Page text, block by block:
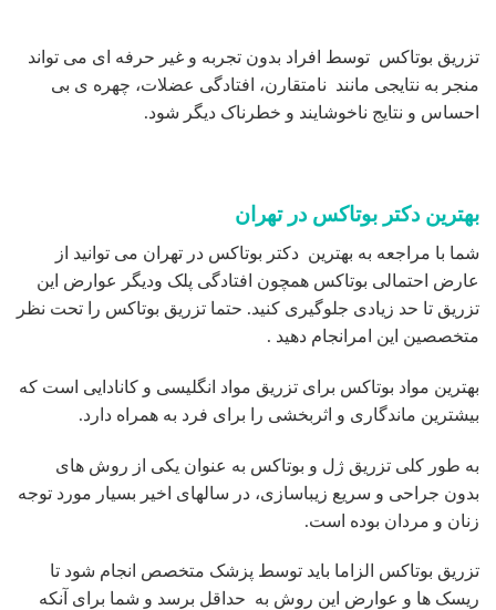
تزریق بوتاکس توسط افراد بدون تجربه و غیر حرفه ای می تواند
منجر به نتایجی مانند نامتقارن، افتادگی عضلات، چهره ی بی
احساس و نتایج ناخوشایند و خطرناک دیگر شود.
بهترین دکتر بوتاکس در تهران
شما با مراجعه به بهترین دکتر بوتاکس در تهران می توانید از
عارض احتمالی بوتاکس همچون افتادگی پلک ودیگر عوارض این
تزریق تا حد زیادی جلوگیری کنید. حتما تزریق بوتاکس را تحت نظر
متخصصین این امرانجام دهید .
بهترین مواد بوتاکس برای تزریق مواد انگلیسی و کانادایی است که
بیشترین ماندگاری و اثربخشی را برای فرد به همراه دارد.
به طور کلی تزریق ژل و بوتاکس به عنوان یکی از روش های
بدون جراحی و سریع زیباسازی، در سالهای اخیر بسیار مورد توجه
زنان و مردان بوده است.
تزریق بوتاکس الزاما باید توسط پزشک متخصص انجام شود تا
ریسک ها و عوارض این روش به حداقل برسد و شما برای آنکه